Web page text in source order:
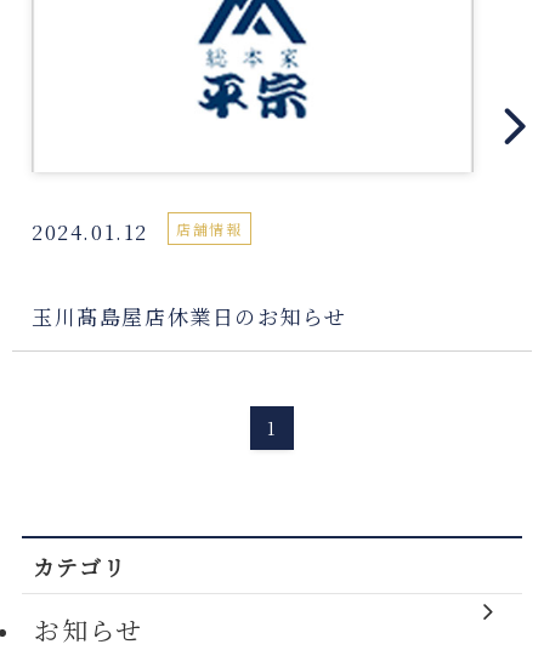
2024.01.12 店舗情報
玉川髙島屋店休業日のお知らせ
1
カテゴリ
お知らせ